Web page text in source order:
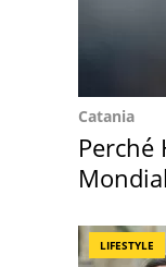
Catania
Perché
LIFESTYLE